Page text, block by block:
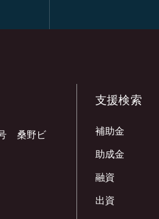
桑野ビ
支援検索
補助金
助成金
融資
出資